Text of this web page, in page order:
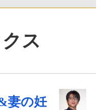
ス
妻の妊